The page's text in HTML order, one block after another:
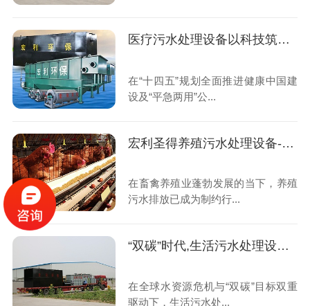
医疗污水处理设备以科技筑牢公共卫生安全防线,助力“平急两用”医疗体系建设
在“十四五”规划全面推进健康中国建
设及“平急两用”公...
宏利圣得养殖污水处理设备-科技赋能,守护生态养殖新未来
在畜禽养殖业蓬勃发展的当下，养殖
污水排放已成为制约行...
“双碳”时代,生活污水处理设备如何重塑绿色未来
在全球水资源危机与“双碳”目标双重
驱动下，生活污水处...